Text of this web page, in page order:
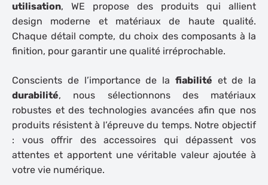
utilisation, WE propose des produits qui allient
design moderne et matériaux de haute qualité.
Chaque détail compte, du choix des composants à la
finition, pour garantir une qualité irréprochable.
Conscients de l’importance de la fiabilité et de la
durabilité, nous sélectionnons des matériaux
robustes et des technologies avancées afin que nos
produits résistent à l’épreuve du temps. Notre objectif
: vous offrir des accessoires qui dépassent vos
attentes et apportent une véritablevaleur ajoutée à
votre vie numérique.